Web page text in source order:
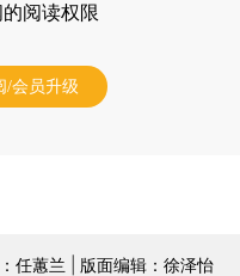
阅读权限
/会员升级
任蕙兰 | 版面编辑：徐泽怡